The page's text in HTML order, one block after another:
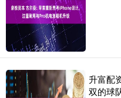
升富配
双的球